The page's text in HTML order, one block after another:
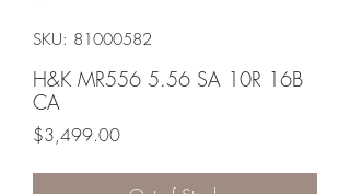
SKU: 81000582
H&K MR556 5.56 SA 10R 16B
CA
$3,499.00Price